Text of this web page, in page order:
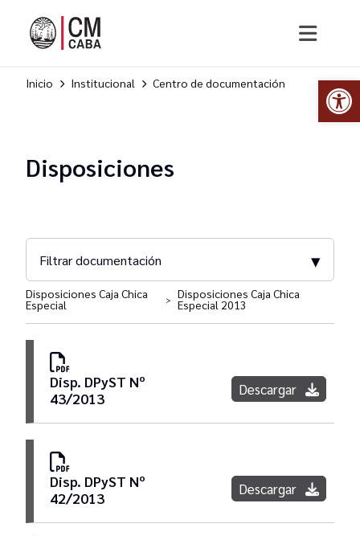
Inicio Institucional Centro de documentación
Disposiciones
Filtrar documentación ▾
Dirección General de Compras y Contrataciones
Dirección General de Comunicación Estratégica
Secretaría de Apoyo Administrativo
Jurisdiccional
Dirección General de Informática y Tecnología
Dirección Editorial Jusbaires
Disposiciones Caja Chica
Especial > Disposiciones Caja Chica
Especial 2013
Disp. DPyST Nº
43/2013
Descargar
Disp. DPyST Nº
42/2013
Descargar